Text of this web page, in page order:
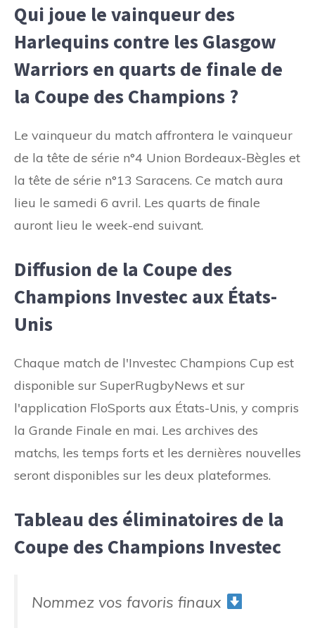
Qui joue le vainqueur des
Harlequins contre les Glasgow
Warriors en quarts de finale de
la Coupe des Champions ?
Le vainqueur du match affrontera le vainqueur
de la tête de série n°4 Union Bordeaux-Bègles et
la tête de série n°13 Saracens. Ce match aura
lieu le samedi 6 avril. Les quarts de finale
auront lieu le week-end suivant.
Diffusion de la Coupe des
Champions Investec aux États-
Unis
Chaque match de l'Investec Champions Cup est
disponible sur SuperRugbyNews et sur
l'application FloSports aux États-Unis, y compris
la Grande Finale en mai. Les archives des
matchs, les temps forts et les dernières nouvelles
seront disponibles sur les deux plateformes.
Tableau des éliminatoires de la
Coupe des Champions Investec
Nommez vos favoris finaux